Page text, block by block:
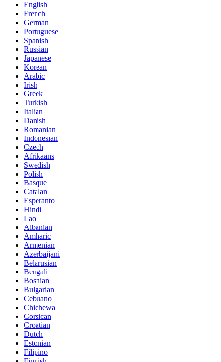
English
French
German
Portuguese
Spanish
Russian
Japanese
Korean
Arabic
Irish
Greek
Turkish
Italian
Danish
Romanian
Indonesian
Czech
Afrikaans
Swedish
Polish
Basque
Catalan
Esperanto
Hindi
Lao
Albanian
Amharic
Armenian
Azerbaijani
Belarusian
Bengali
Bosnian
Bulgarian
Cebuano
Chichewa
Corsican
Croatian
Dutch
Estonian
Filipino